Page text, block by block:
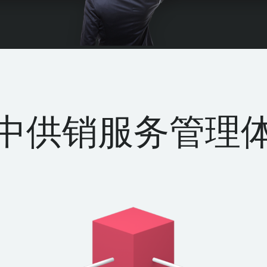
供销服务管理